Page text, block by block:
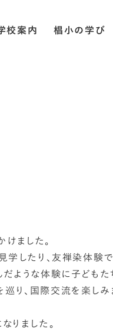
校案内 椙小の学び
ました。
たり、友禅染体験で
ような体験に子どもた
、国際交流を楽しみ
りました。